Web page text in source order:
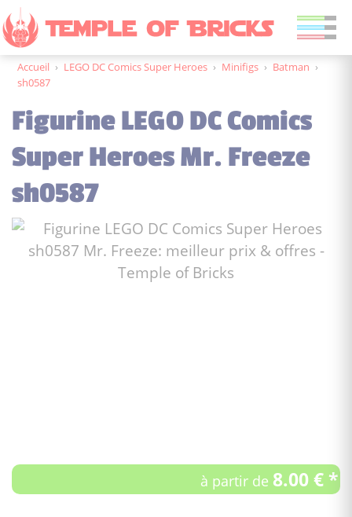
Accueil › LEGO DC Comics Super Heroes › Minifigs › Batman ›
sh0587
Figurine LEGO DC Comics
Super Heroes Mr. Freeze
sh0587
à partir de 8.00 € *